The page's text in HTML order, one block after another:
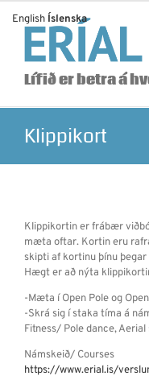
content
Lífið er betra á
Klippikort
Klippikortin er frábær
mæta oftar. Kortin eru
skipti af kortinu þínu
Hægt er að nýta
-Mæta í Open Pole og
-Skrá sig í staka tíma á
Fitness/ Pole dance,
Námskeið/ Courses
https://www.erial.is/
English Íslenska